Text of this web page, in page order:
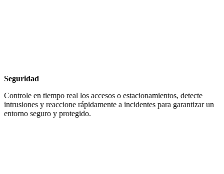
Seguridad
Controle en tiempo real los accesos o estacionamientos, detecte
intrusiones y reaccione rápidamente a incidentes para garantizar un
entorno seguro y protegido.